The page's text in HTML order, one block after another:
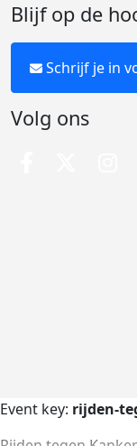
Blijf op de
Schrijf je in
Volg ons
Event key: rijden-